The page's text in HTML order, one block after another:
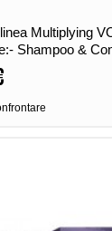
Multiplying
Shampoo &
Mist, 25ml